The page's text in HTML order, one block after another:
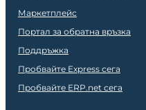
Маркетплейс
Портал за обратна връзка
Поддръжка
Пробвайте Express сега
Пробвайте ERP.net сега